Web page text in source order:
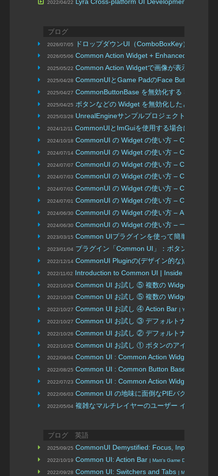
2022/04/22 Lyra Cross-platform UI Development
ブログ
2026/07/05 ドロップダウンUI（ComboBoxKey）
2026/05/06 Common Action Widget + Enhanced Input の
2025/05/22 Common Action Widgetで画像が表示されない
2025/04/28 CommonUIとGame PadのFace Button
2025/04/27 CommonButtonBase を無効化する 3 つの方
2025/04/25 ボタンなどの Widget を無効化したときに自
2025/03/28 UnrealEngineサンプルプロジェクト「
2024/12/11 CommonUIとImGuiを使用する場合に決定ボ
2024/10/18 CommonUI の Widget の使い方 –
2024/07/14 CommonUI の Widget の使い方 –
2024/07/07 CommonUI の Widget の使い方 –
2024/07/03 CommonUI の Widget の使い方 –
2024/07/02 CommonUI の Widget の使い方 –
2024/07/01 CommonUI の Widget の使い方 –
2024/06/30 CommonUI の Widget の使い方 –
2024/06/30 CommonUI の Widget の使い方 – 一覧
2023/03/15 Common UIプラグインを使って簡単にキー
2023/01/04 プラグイン「Common UI」：ボタンスタイ
2022/12/14 CommonUI Pluginの(デザイン的な)話
2022/11/02 Introduction to Common UI | Inside Unreal を
2022/10/29 Common UI お試し ⑤ 複数の Widget ~
2022/10/28 Common UI お試し ⑤ 複数の Widget ~
2022/10/27 Common UI お試し ④ Action Bar | You are done!
2022/10/27 Common UI お試し ③ デフォルトナビゲーシ
2022/10/26 Common UI お試し ② デフォルトナビゲーシ
2022/10/25 Common UI お試し ① ボタンのアイコンを出
2022/09/04 Common UI : Common Action Widget のホー
2022/08/25 Common UI : Common Button Base を利用
2022/07/23 Common UI : Common Action Widget で入力
2022/06/03 Common UI の地味に面倒なPIEバグの対策
2022/05/04 複雑なマルチレイヤーのユーザー インター
ブログ 英語
2025/09/25 CommonUI Demystified: Focus, Input
2022/10/19 Common UI: Action Bar | Matt’s Game Dev Notebook
2022/09/28 Common UI: Switchers and Tabs | Matt’s Game